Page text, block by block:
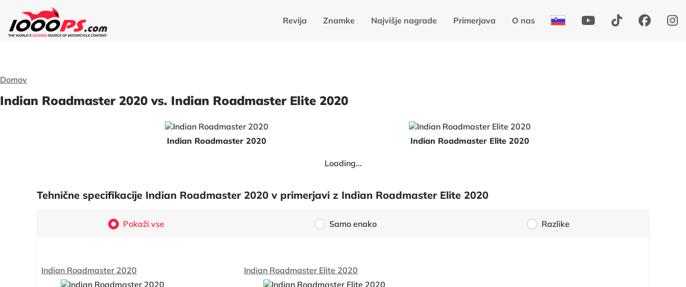
Revija Znamke Najvišje nagrade Primerjava O nas
Domov
Indian Roadmaster 2020 vs. Indian Roadmaster Elite 2020
Indian Roadmaster 2020 Indian Roadmaster Elite 2020
Loading...
Tehnične specifikacije Indian Roadmaster 2020 v primerjavi z Indian Roadmaster Elite 2020
Pokaži vse Samo enako Razlike
Indian Roadmaster 2020 Indian Roadmaster Elite 2020